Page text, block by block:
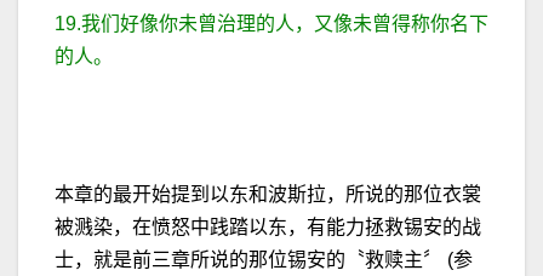
19.我们好像你未曾治理的人，又像未曾得称你名下
的人。
本章的最开始提到以东和波斯拉，所说的那位衣裳
被溅染，在愤怒中践踏以东，有能力拯救锡安的战
士，就是前三章所说的那位锡安的〝救赎主〞 (参